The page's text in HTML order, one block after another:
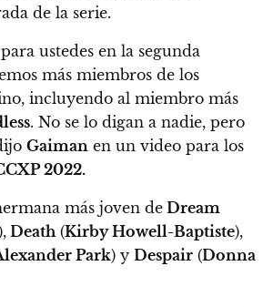
de la serie.
ustedes en la segunda
más miembros de los
incluyendo al miembro más
. No se lo digan a nadie, pero
Gaiman en un video para los
2022.
más joven de Dream
Death(Kirby Howell-Baptiste),
Park) y Despair (Donna